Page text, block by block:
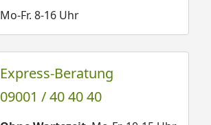
Mo-Fr. 8-16 Uhr
Express-Beratung
09001 / 40 40 40